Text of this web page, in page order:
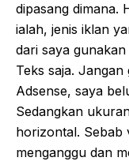
dipasang dimana.
ialah, jenis iklan
dari saya
Teks saja.
Adsense, saya
Sedangkan
horizontal. Sebab
menganggu dan